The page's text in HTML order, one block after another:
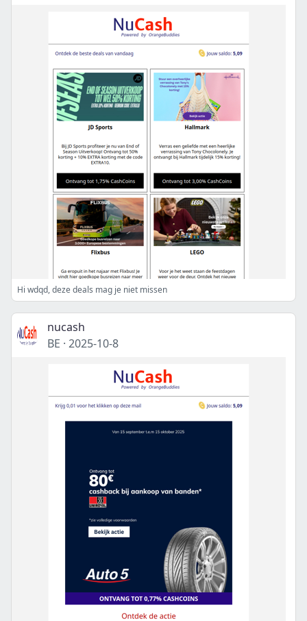
Hi wdqd, deze deals mag je niet missen
nucash
BE · 2025-10-8